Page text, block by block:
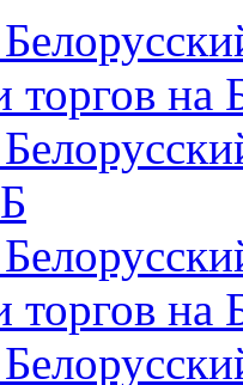
торгов
торгов